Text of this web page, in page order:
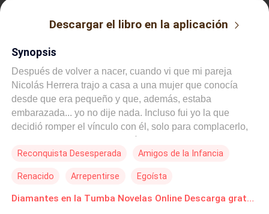
Descargar el libro en la aplicación
Synopsis
Después de volver a nacer, cuando vi que mi pareja
Nicolás Herrera trajo a casa a una mujer que conocía
desde que era pequeño y que, además, estaba
embarazada... yo no dije nada. Incluso fui yo la que
decidió romper el vínculo con él, solo para complacerlo,
Requena. Yo misma me encargué de organizar cada uno
partida en silencio. Hice todo eso porque, en mi vida
pasada, cuando estaba a punto de morir, Nicolás todavía
Reconquista Desesperada Amigos de la Infancia
Renacido Arrepentirse Egoísta
Diamantes en la Tumba Novelas Online Descarga gratuita de PDF